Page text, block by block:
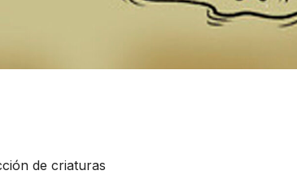
de criaturas